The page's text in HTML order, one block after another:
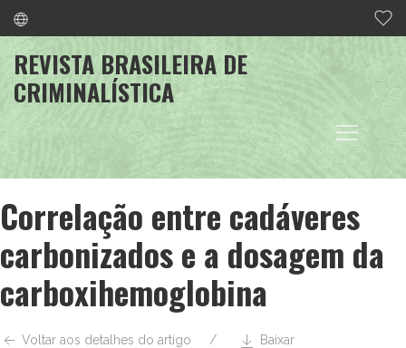
REVISTA BRASILEIRA DE
CRIMINALÍSTICA
Correlação entre cadáveres
carbonizados e a dosagem da
carboxihemoglobina
Voltar aos detalhes do artigo
Baixar